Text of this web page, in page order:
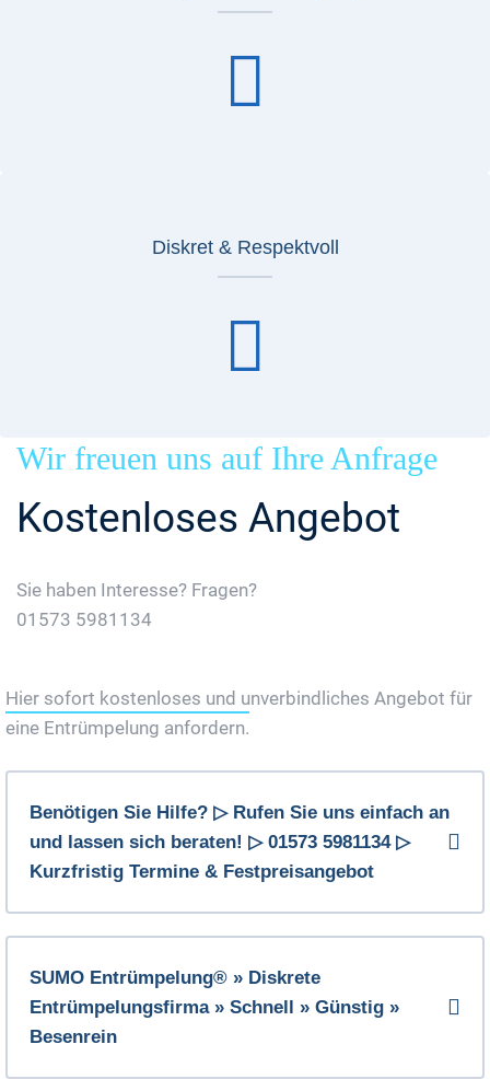
Diskret & Respektvoll
Wir freuen uns auf Ihre Anfrage
Kostenloses Angebot
Sie haben Interesse? Fragen?
01573 5981134
Hier sofort kostenloses und unverbindliches Angebot für
eine Entrümpelung anfordern.
Benötigen Sie Hilfe? ▷ Rufen Sie uns einfach an
und lassen sich beraten! ▷ 01573 5981134 ▷
Kurzfristig Termine & Festpreisangebot
SUMO Entrümpelung® » Diskrete
Entrümpelungsfirma » Schnell » Günstig »
Besenrein